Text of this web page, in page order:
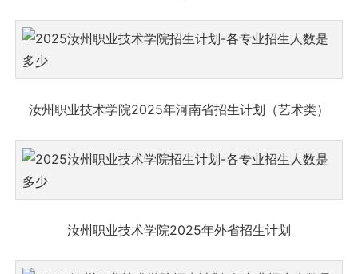
汝州职业技术学院2025年河南省招生计划（艺术类）
汝州职业技术学院2025年外省招生计划